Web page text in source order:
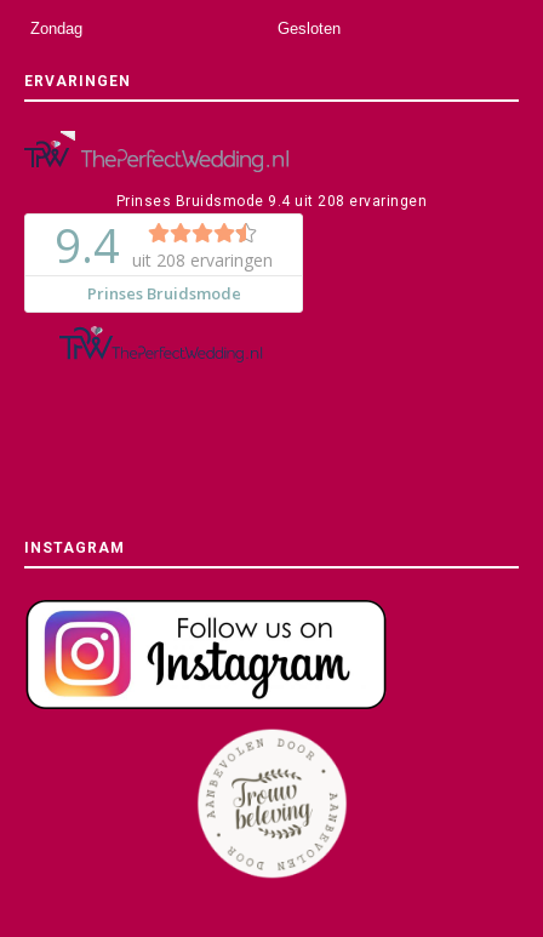
Zondag Gesloten
ERVARINGEN
Prinses Bruidsmode 9.4uit 208 ervaringen
INSTAGRAM